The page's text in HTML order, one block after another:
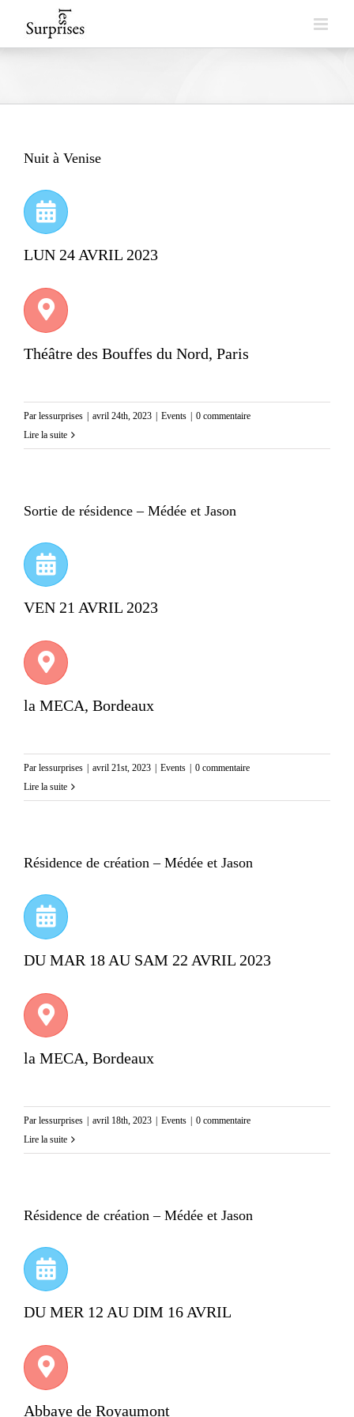
to
Nuit à Venise
LUN 24 AVRIL 2023
Théâtre des Bouffes du Nord, Paris
Par lessurprises | avril 24th, 2023 | Events | 0 commentaire
Lire la suite
Sortie de résidence – Médée et Jason
VEN 21 AVRIL 2023
la MECA, Bordeaux
Par lessurprises avril 21st, 2023 Events
0 commentaire
Lire la suite
Résidence de création – Médée et Jason
DU MAR 18 AU SAM 22 AVRIL 2023
la MECA, Bordeaux
Par lessurprises | avril 18th, 2023 | Events | 0 commentaire
Lire la suite
Résidence de création – Médée et Jason
DU MER 12 AU DIM 16 AVRIL
Abbaye de Royaumont